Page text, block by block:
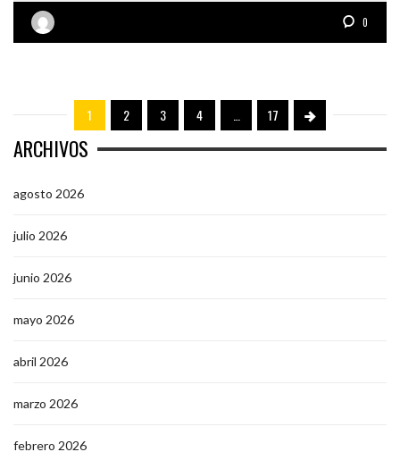
0
1 2 3 4 … 17
ARCHIVOS
agosto 2026
julio 2026
junio 2026
mayo 2026
abril 2026
marzo 2026
febrero 2026